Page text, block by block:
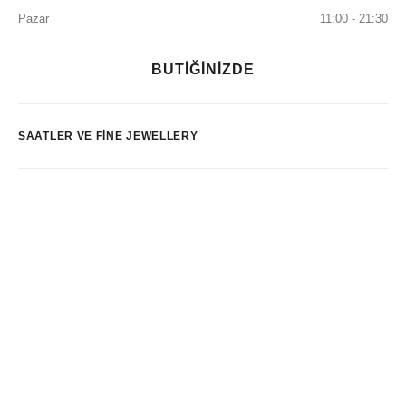
Pazar
11:00 - 21:30
BUTİĞİNİZDE
SAATLER VE FINE JEWELLERY